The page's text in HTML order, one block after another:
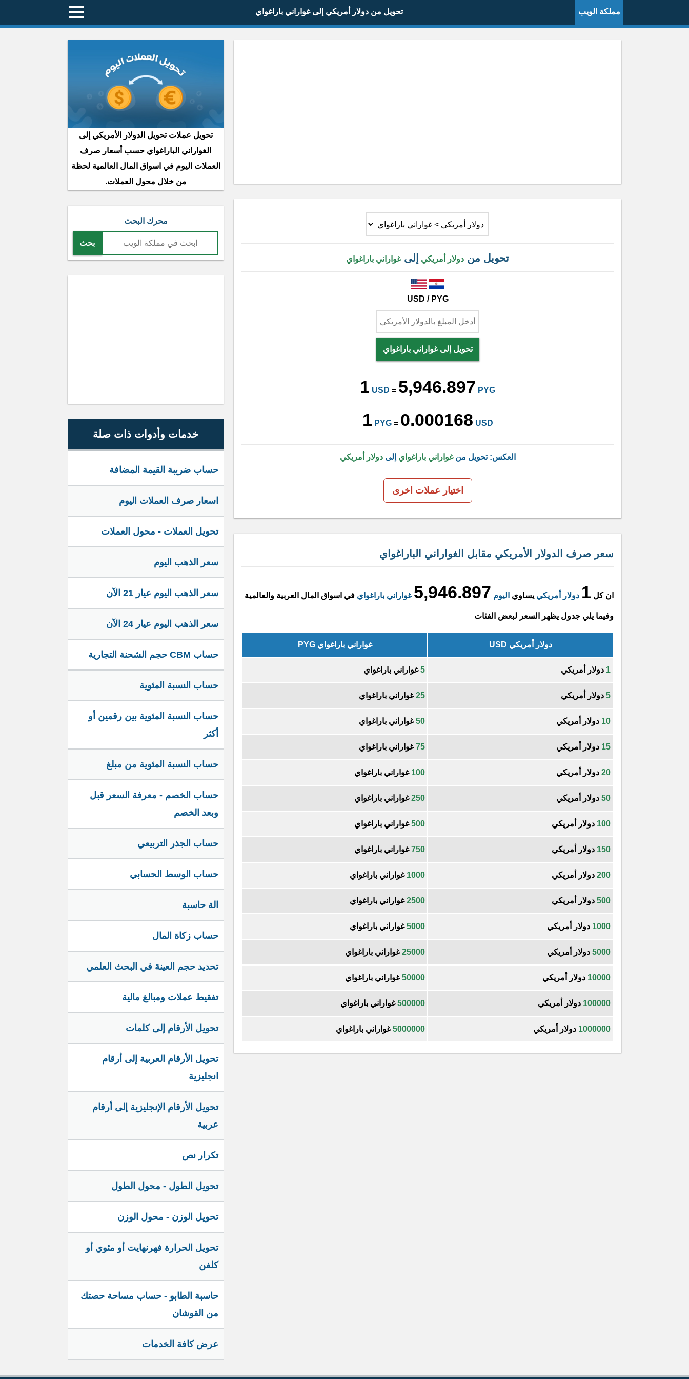
مملكة الويب تحويل من دولار أمريكي إلى غواراني باراغواي
تحويل من دولار أمريكي إلىغواراني باراغواي
USD / PYG
تحويل إلى غواراني باراغواي
1 USD = 5,946.897 PYG
1 PYG= 0.000168 USD
العكس: تحويل منغواراني باراغواي إلىدولار أمريكي
اختيار عملات اخرى
سعر صرف الدولار الأمريكي مقابل الغواراني الباراغواي
ان كل 1 دولار أمريكي يساوي اليوم 5,946.897 غواراني باراغواي في اسواق المال العربية والعالمية
وفيما يلي جدول يظهر السعر لبعض الفئات
دولار أمريكي USD غواراني باراغواي PYG
1 دولار أمريكي 5غواراني باراغواي
5 دولار أمريكي 25غواراني باراغواي
10 دولار أمريكي 50غواراني باراغواي
15 دولار أمريكي 75غواراني باراغواي
20 دولار أمريكي 100 غواراني باراغواي
50 دولار أمريكي 250غواراني باراغواي
100 دولار أمريكي 500غواراني باراغواي
150 دولار أمريكي 750غواراني باراغواي
200 دولار أمريكي 1000 غواراني باراغواي
500 دولار أمريكي 2500غواراني باراغواي
1000 دولار أمريكي 5000غواراني باراغواي
5000 دولار أمريكي 25000غواراني باراغواي
10000 دولار أمريكي 50000غواراني باراغواي
100000 دولار أمريكي 500000غواراني باراغواي
1000000 دولار أمريكي 5000000غواراني باراغواي
تحويل عملات تحويل الدولار الأمريكي إلى
الغواراني الباراغواي حسب أسعار صرف
العملات اليوم في اسواق المال العالمية لحظة
من خلال محول العملات.
محرك البحث
بحث
خدمات وأدوات ذات صلة
حساب ضريبة القيمة المضافة
اسعار صرف العملات اليوم
تحويل العملات - محول العملات
سعر الذهب اليوم
سعر الذهب اليوم عيار 21 الآن
سعر الذهب اليوم عيار 24 الآن
حساب CBM حجم الشحنة التجارية
حساب النسبة المئوية
حساب النسبة المئوية بين رقمين أو
أكثر
حساب النسبة المئوية من مبلغ
حساب الخصم - معرفة السعر قبل
وبعد الخصم
حساب الجذر التربيعي
حساب الوسط الحسابي
الة حاسبة
حساب زكاة المال
تحديد حجم العينة في البحث العلمي
تفقيط عملات ومبالغ مالية
تحويل الأرقام إلى كلمات
تحويل الأرقام العربية إلى أرقام
انجليزية
تحويل الأرقام الإنجليزية إلى أرقام
عربية
تكرار نص
تحويل الطول - محول الطول
تحويل الوزن - محول الوزن
تحويل الحرارة فهرنهايت أو مئوي أو
كلفن
حاسبة الطابو - حساب مساحة حصتك
من القوشان
عرض كافة الخدمات